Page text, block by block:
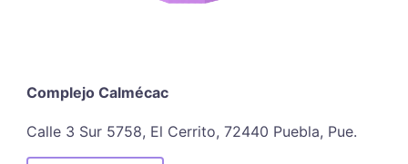
Complejo Calmécac
Calle 3 Sur 5758, El Cerrito, 72440 Puebla, Pue.